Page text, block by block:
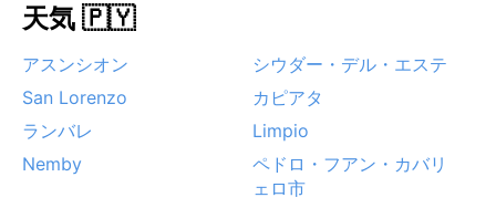
天気 🇵🇾
アスンシオン
シウダー・デル・エステ
San Lorenzo
カピアタ
ランバレ
Limpio
Nemby
ペドロ・フアン・カバリ
ェロ市